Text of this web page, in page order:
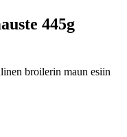
445g
broilerin maun esiin